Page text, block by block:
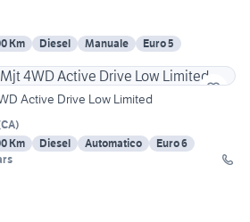
Km Diesel Manuale
Euro 5
Active Drive Low Limited
CA)
Km Diesel Automatico
Euro 6